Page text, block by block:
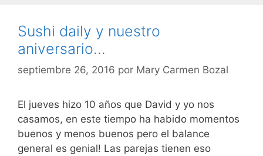
Sushi daily y nuestro
aniversario…
septiembre 26, 2016 por Mary Carmen Bozal
El jueves hizo 10 años que David y yo nos
casamos, en este tiempo ha habido momentos
buenos y menos buenos pero el balance
general es genial! Las parejas tienen eso